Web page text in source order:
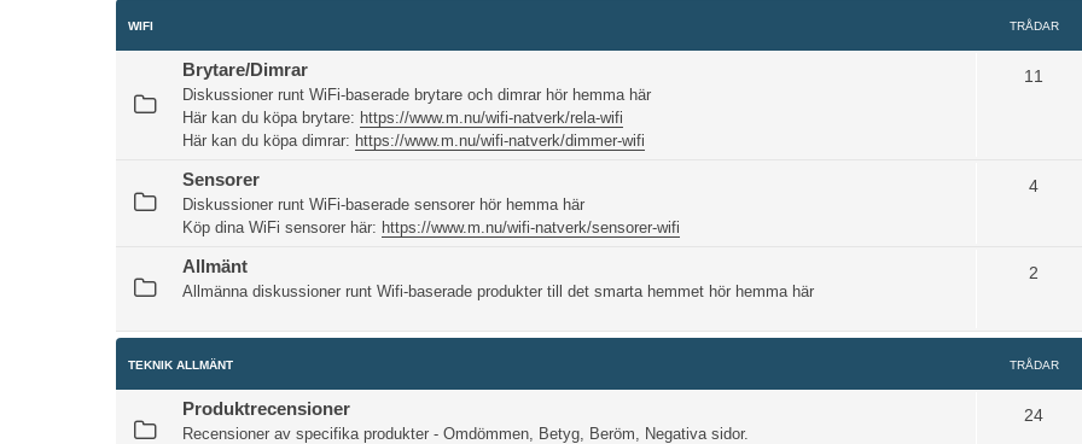
WIFI TRÅDAR
Brytare/Dimrar
Diskussioner runt WiFi-baserade brytare och dimrar hör hemma här
Här kan du köpa brytare: https://www.m.nu/wifi-natverk/rela-wifi
Här kan du köpa dimrar: https://www.m.nu/wifi-natverk/dimmer-wifi
11
Sensorer
Diskussioner runt WiFi-baserade sensorer hör hemma här
Köp dina WiFi sensorer här: https://www.m.nu/wifi-natverk/sensorer-wifi
4
Allmänt
Allmänna diskussioner runt Wifi-baserade produkter till det smarta hemmet hör hemma här
2
TEKNIK ALLMÄNT TRÅDAR
Produktrecensioner
Recensioner av specifika produkter - Omdömmen, Betyg, Beröm, Negativa sidor.
24